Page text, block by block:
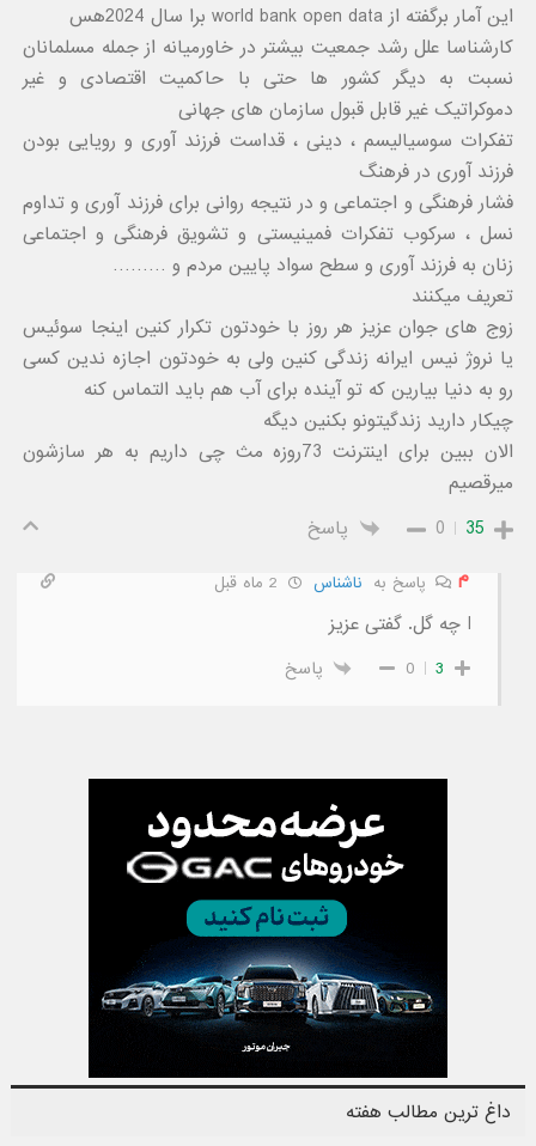
این آمار برگفته از world bank open data برا سال 2024هس
کارشناسا علل رشد جمعیت بیشتر در خاورمیانه از جمله مسلمانان
نسبت به دیگر کشور ها حتی با حاکمیت اقتصادی و غیر
دموکراتیک غیر قابل قبول سازمان های جهانی
تفکرات سوسیالیسم ، دینی ، قداست فرزند آوری و رویایی بودن
فرزند آوری در فرهنگ
فشار فرهنگی و اجتماعی و در نتیجه روانی برای فرزند آوری و تداوم
نسل ، سرکوب تفکرات فمینیستی و تشویق فرهنگی و اجتماعی
زنان به فرزند آوری و سطح سواد پایین مردم و ………
تعریف میکنند
زوج های جوان عزیز هر روز با خودتون تکرار کنین اینجا سوئیس
یا نروژ نیس ایرانه زندگی کنین ولی به خودتون اجازه ندین کسی
رو به دنیا بیارین که تو آینده برای آب هم باید التماس کنه
چیکار دارید زندگیتونو بکنین دیگه
الان ببین برای اینترنت 73روزه مث چی داریم به هر سازشون
میرقصیم
35
0
پاسخ
م
پاسخ به ناشناس
I چه گل. گفتی عزیز
3
0 پاسخ
داغ ترین مطالب هفته